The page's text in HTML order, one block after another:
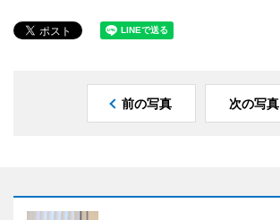
前の写真 次の写真